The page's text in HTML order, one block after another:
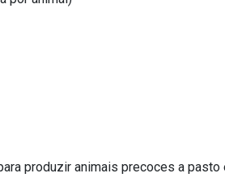
produzir animais precoces a